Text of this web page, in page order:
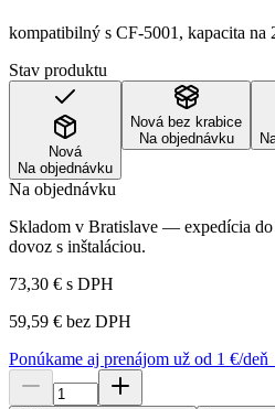
kompatibilný s CF-5001, kapacita na
Stav produktu
Nová
Na objednávku
Nová bez krabice
Na objednávku
Na objednávku
Skladom v Bratislave — expedícia
dovoz s inštaláciou.
73,30 € s DPH
59,59 € bez DPH
Ponúkame aj prenájom už od 1 €/